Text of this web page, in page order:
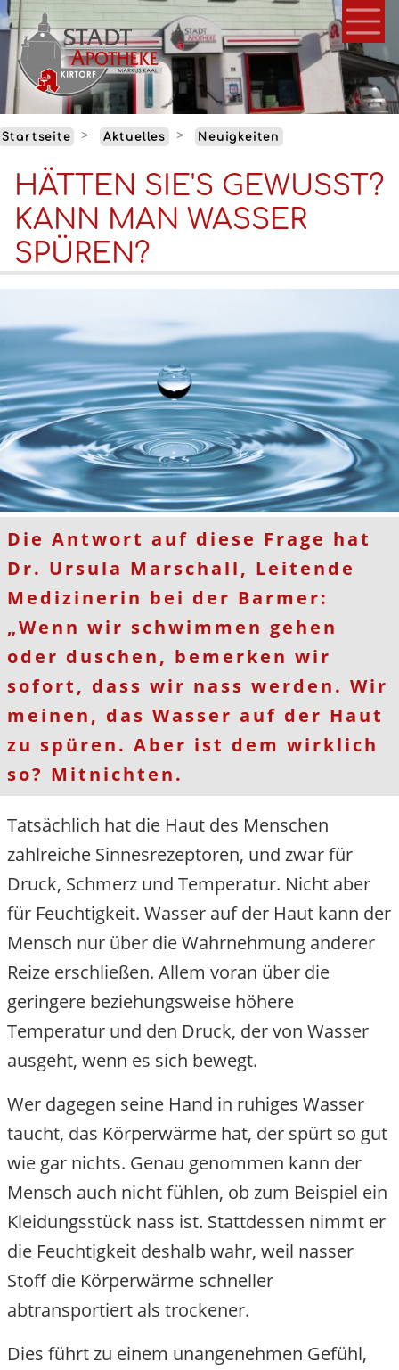
Direkt
zum
Inhalt
Startseite Aktuelles Neuigkeiten
HÄTTEN SIE'S GEWUSST?
KANN MAN WASSER
SPÜREN?
Die Antwort auf diese Frage hat
Dr. Ursula Marschall, Leitende
Medizinerin bei der Barmer:
„Wenn wir schwimmen gehen
oder duschen, bemerken wir
sofort, dass wir nass werden. Wir
meinen, das Wasser auf der Haut
zu spüren. Aber ist dem wirklich
so? Mitnichten.
Tatsächlich hat die Haut des Menschen
zahlreiche Sinnesrezeptoren, und zwar für
Druck, Schmerz und Temperatur. Nicht aber
für Feuchtigkeit. Wasser auf der Haut kann der
Mensch nur über die Wahrnehmung anderer
Reize erschließen. Allem voran über die
geringere beziehungsweise höhere
Temperatur und den Druck, der von Wasser
ausgeht, wenn es sich bewegt.
Wer dagegen seine Hand in ruhiges Wasser
taucht, das Körperwärme hat, der spürt so gut
wie gar nichts. Genau genommen kann der
Mensch auch nicht fühlen, ob zum Beispiel ein
Kleidungsstück nass ist. Stattdessen nimmt er
die Feuchtigkeit deshalb wahr, weil nasser
Stoff die Körperwärme schneller
abtransportiert als trockener.
Dies führt zu einem unangenehmen Gefühl,